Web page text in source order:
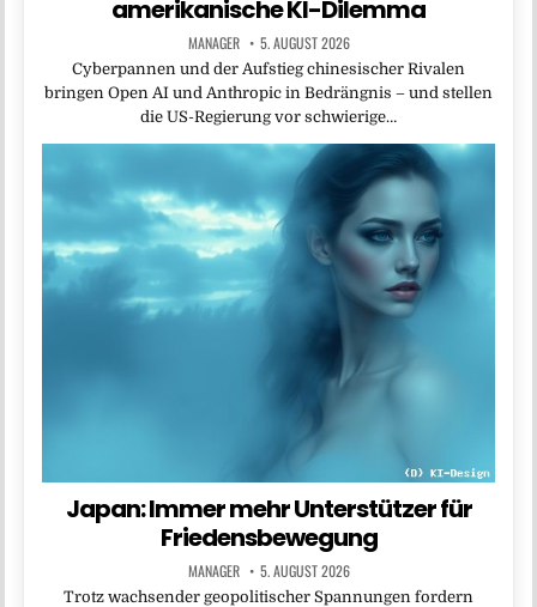
amerikanische KI-Dilemma
MANAGER 5. AUGUST 2026
Cyberpannen und der Aufstieg chinesischer Rivalen
bringen Open AI und Anthropic in Bedrängnis – und stellen
die US-Regierung vor schwierige…
Japan: Immer mehr Unterstützer für
Friedensbewegung
MANAGER 5. AUGUST 2026
Trotz wachsender geopolitischer Spannungen fordern